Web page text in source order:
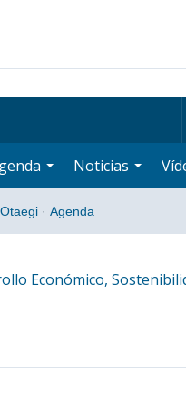
Noticias
· Agenda
Económico,